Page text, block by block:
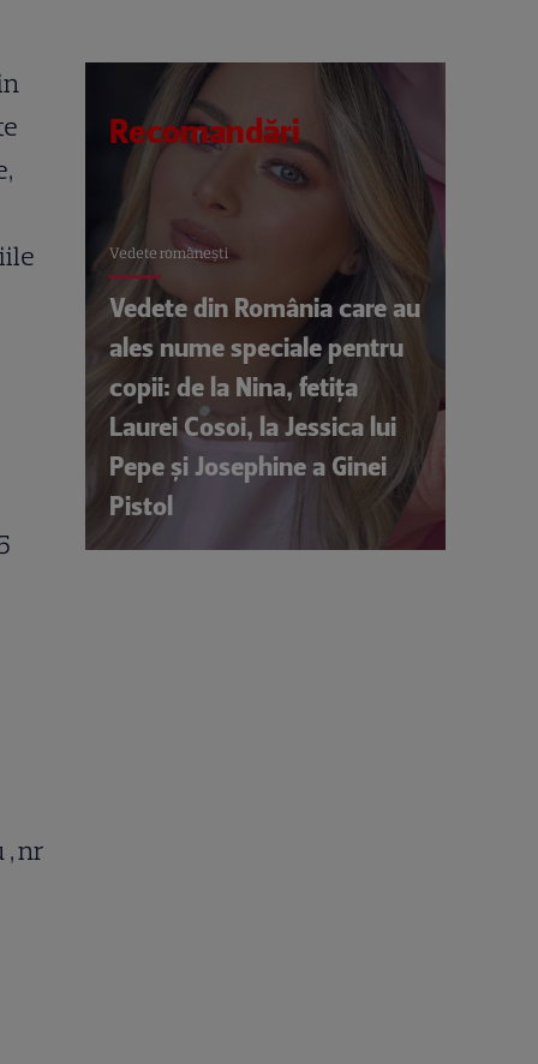
iile
, nr
Recomandări
Vedete româneşti
Vedete din România care au
ales nume speciale pentru
copii: de la Nina, fetița
Laurei Cosoi, la Jessica lui
Pepe și Josephine a Ginei
Pistol